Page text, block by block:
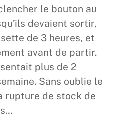
le bouton au
devaient sortir,
de 3 heures, et
avant de partir.
plus de 2
Sans oublie le
rupture de stock de